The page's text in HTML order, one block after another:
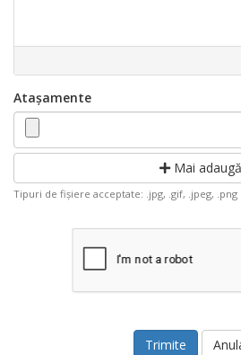
Atașamente
Mai adaugă
Tipuri de fișiere acceptate: .jpg, .gif, .jpeg, .png